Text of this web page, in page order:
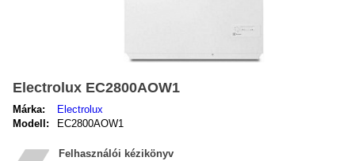
Electrolux EC2800AOW1
Márka:
Electrolux
Modell:
EC2800AOW1
Felhasználói kézikönyv